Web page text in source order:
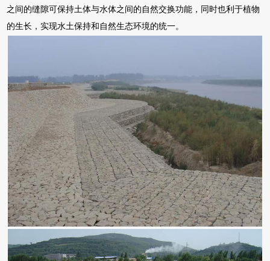
之间的缝隙可保持土体与水体之间的自然交换功能，同时也利于植物
的生长，实现水土保持和自然生态环境的统一。